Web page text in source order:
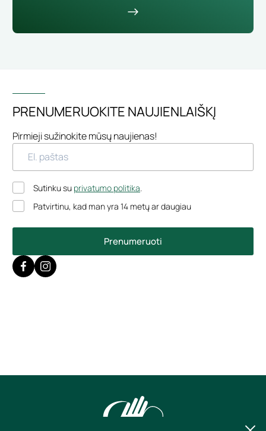
PRENUMERUOKITE NAUJIENLAIŠKĮ
Pirmieji sužinokite mūsų naujienas!
Prenumeruoti
Sutinku su privatumo politika.
Patvirtinu, kad man yra 14 metų ar daugiau